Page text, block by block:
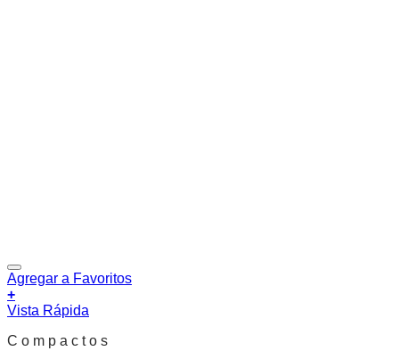
Agregar a Favoritos
+
Vista Rápida
C o m p a c t o s